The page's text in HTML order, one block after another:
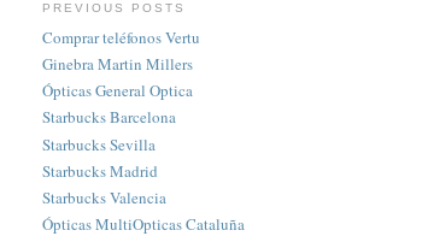
PREVIOUS POSTS
Comprar teléfonos Vertu
Ginebra Martin Millers
Ópticas General Optica
Starbucks Barcelona
Starbucks Sevilla
Starbucks Madrid
Starbucks Valencia
Ópticas MultiOpticas Cataluña